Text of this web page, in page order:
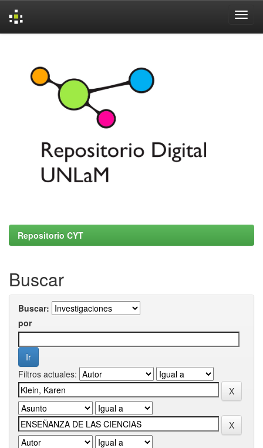
Repositorio CYT
Buscar
Buscar:
por
Filtros actuales: